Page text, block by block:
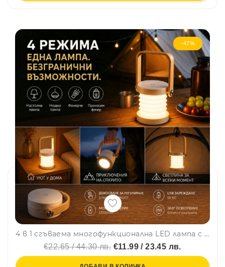
-47%
4 в 1 сгъваема многофункционална LED лампа с 3 режима на светене, с дълъг живот на батерията и диода
€22.65 / 44.30 лв.€11.99 / 23.45 лв.